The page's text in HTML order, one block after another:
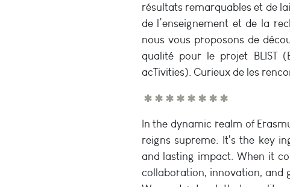
résultats remarquables et de
de l’enseignement et de la
nous vous proposons de
qualité pour le projet BLIST
acTivities). Curieux de les
In the dynamic realm of
reigns supreme. It's the key
and lasting impact. When it
collaboration, innovation, and